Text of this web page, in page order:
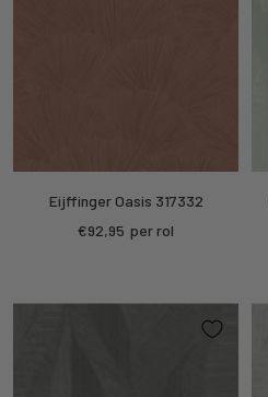
Eijffinger Oasis 317332
Kortings
€92,95 per rol